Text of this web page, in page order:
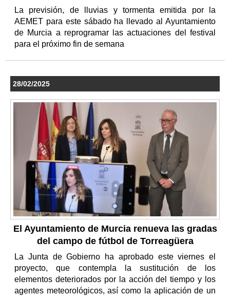
La previsión, de lluvias y tormenta emitida por la
AEMET para este sábado ha llevado al Ayuntamiento
de Murcia a reprogramar las actuaciones del festival
para el próximo fin de semana
28/02/2025
El Ayuntamiento de Murcia renueva las gradas
del campo de fútbol de Torreagüera
La Junta de Gobierno ha aprobado este viernes el
proyecto, que contempla la sustitución de los
elementos deteriorados por la acción del tiempo y los
agentes meteorológicos, así como la aplicación de un